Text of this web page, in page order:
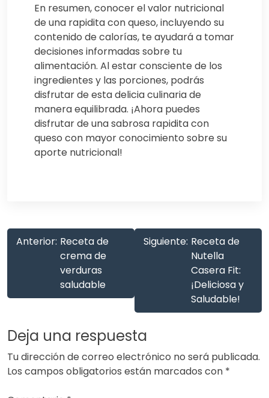
En resumen, conocer el valor nutricional
de una rapidita con queso, incluyendo su
contenido de calorías, te ayudará a tomar
decisiones informadas sobre tu
alimentación. Al estar consciente de los
ingredientes y las porciones, podrás
disfrutar de esta delicia culinaria de
manera equilibrada. ¡Ahora puedes
disfrutar de una sabrosa rapidita con
queso con mayor conocimiento sobre su
aporte nutricional!
Anterior: Receta de
crema de
verduras
saludable
Siguiente: Receta de
Nutella
Casera Fit:
¡Deliciosa y
Saludable!
Deja una respuesta
Tu dirección de correo electrónico no será publicada.
Los campos obligatorios están marcados con *